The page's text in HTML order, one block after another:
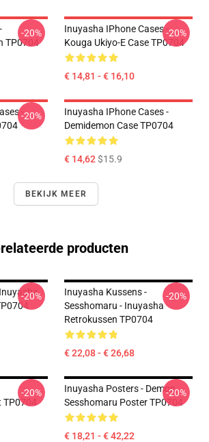
TP0704
-20%
Inuyasha IPhone Cases -
Kouga Ukiyo-E Case TP0704
€ 14,81 - € 16,10
-20%
--20%
Inuyasha IPhone Cases -
Demidemon Case TP0704
€ 14,62$15.9
BEKIJK MEER
producten
-20%
Inuyasha Kussens -
Sesshomaru - Inuyasha
Retrokussen TP0704
€ 22,08 - € 26,68
-20%
-20%
Inuyasha Posters - Demon
Sesshomaru Poster TP0704
€ 18,21 - € 42,22
-20%